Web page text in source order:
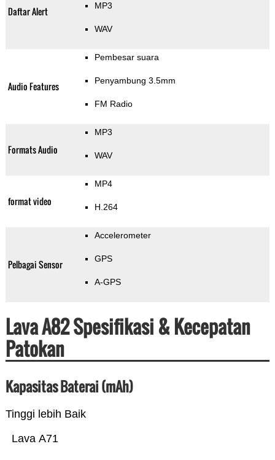
Daftar Alert MP3
WAV
Audio Features
Pembesar suara
Penyambung 3.5mm
FM Radio
Formats Audio
MP3
WAV
format video
MP4
H.264
Pelbagai Sensor
Accelerometer
GPS
A-GPS
Lava A82 Spesifikasi & Kecepatan
Patokan
Kapasitas Baterai (mAh)
Tinggi lebih Baik
Lava A71